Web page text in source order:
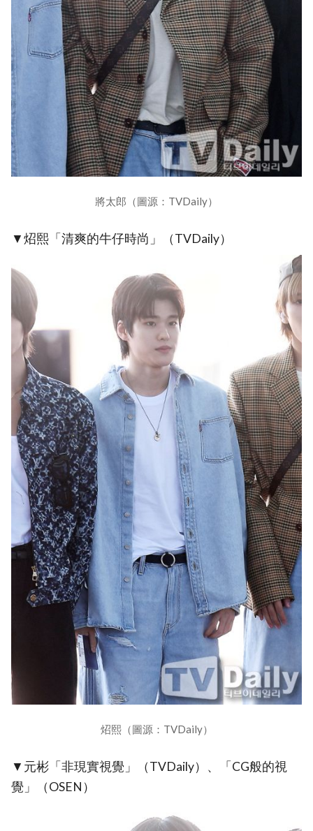
將太郎（圖源：TVDaily）
▼炤熙「清爽的牛仔時尚」（TVDaily）
炤熙（圖源：TVDaily）
▼元彬「非現實視覺」（TVDaily）、「CG般的視
覺」（OSEN）